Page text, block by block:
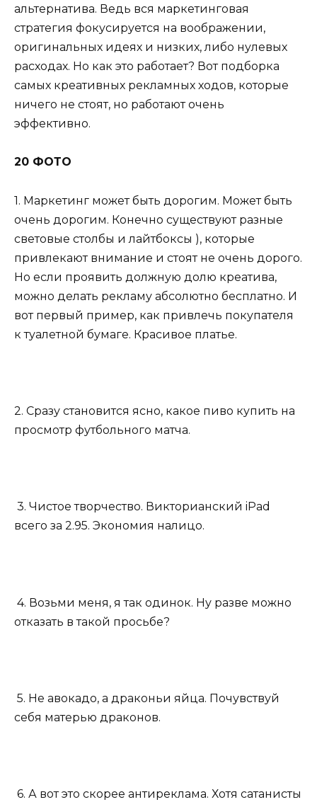
альтернатива. Ведь вся маркетинговая
стратегия фокусируется на воображении,
оригинальных идеях и низких, либо нулевых
расходах. Но как это работает? Вот подборка
самых креативных рекламных ходов, которые
ничего не стоят, но работают очень
эффективно.
20 ФОТО
1. Маркетинг может быть дорогим. Может быть
очень дорогим. Конечно существуют разные
световые столбы и лайтбоксы ), которые
привлекают внимание и стоят не очень дорого.
Но если проявить должную долю креатива,
можно делать рекламу абсолютно бесплатно. И
вот первый пример, как привлечь покупателя
к туалетной бумаге. Красивое платье.
2. Сразу становится ясно, какое пиво купить на
просмотр футбольного матча.
3. Чистое творчество. Викторианский iPad
всего за 2.95. Экономия налицо.
4. Возьми меня, я так одинок. Ну разве можно
отказать в такой просьбе?
5. Не авокадо, а драконьи яйца. Почувствуй
себя матерью драконов.
6. А вот это скорее антиреклама. Хотя сатанисты